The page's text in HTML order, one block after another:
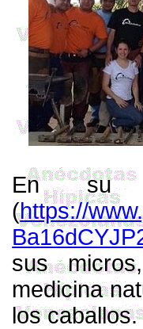
En su
(https://
sus
medicina
los caballos.